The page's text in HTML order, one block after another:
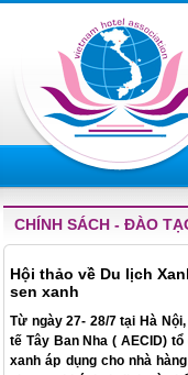
CHÍNH SÁCH - ĐÀO
Hội thảo về Du lịch
sen xanh
Từ ngày 27- 28/7 tại Hà
tế Tây Ban Nha ( AECID)
xanh áp dụng cho nhà